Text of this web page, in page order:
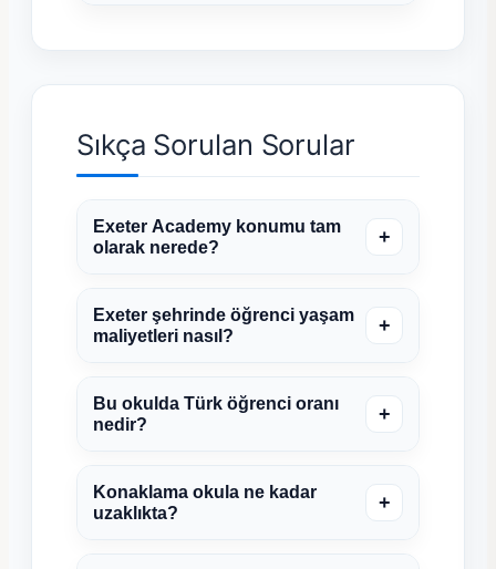
Sıkça Sorulan Sorular
Exeter Academy konumu tam
olarak nerede?
+
Exeter şehrinde öğrenci yaşam
maliyetleri nasıl?
+
Bu okulda Türk öğrenci oranı
nedir?
+
Konaklama okula ne kadar
uzaklıkta?
+